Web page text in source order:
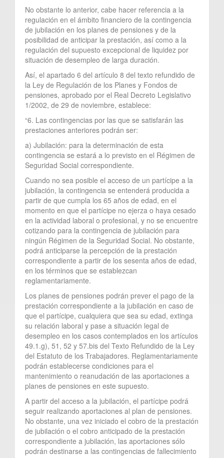
No obstante lo anterior, cabe hacer referencia a la
regulación en el ámbito financiero de la contingencia
de jubilación en los planes de pensiones y de la
posibilidad de anticipar la prestación, así como a la
regulación del supuesto excepcional de liquidez por
situación de desempleo de larga duración.
Así, el apartado 6 del artículo 8 del texto refundido de
la Ley de Regulación de los Planes y Fondos de
pensiones, aprobado por el Real Decreto Legislativo
1/2002, de 29 de noviembre, establece:
“6. Las contingencias por las que se satisfarán las
prestaciones anteriores podrán ser:
a) Jubilación: para la determinación de esta
contingencia se estará a lo previsto en el Régimen de
Seguridad Social correspondiente.
Cuando no sea posible el acceso de un partícipe a la
jubilación, la contingencia se entenderá producida a
partir de que cumpla los 65 años de edad, en el
momento en que el partícipe no ejerza o haya cesado
en la actividad laboral o profesional, y no se encuentre
cotizando para la contingencia de jubilación para
ningún Régimen de la Seguridad Social. No obstante,
podrá anticiparse la percepción de la prestación
correspondiente a partir de los sesenta años de edad,
en los términos que se establezcan
reglamentariamente.
Los planes de pensiones podrán prever el pago de la
prestación correspondiente a la jubilación en caso de
que el partícipe, cualquiera que sea su edad, extinga
su relación laboral y pase a situación legal de
desempleo en los casos contemplados en los artículos
49.1.g), 51, 52 y 57.bis del Texto Refundido de la Ley
del Estatuto de los Trabajadores. Reglamentariamente
podrán establecerse condiciones para el
mantenimiento o reanudación de las aportaciones a
planes de pensiones en este supuesto.
A partir del acceso a la jubilación, el partícipe podrá
seguir realizando aportaciones al plan de pensiones.
No obstante, una vez iniciado el cobro de la prestación
de jubilación o el cobro anticipado de la prestación
correspondiente a jubilación, las aportaciones sólo
podrán destinarse a las contingencias de fallecimiento